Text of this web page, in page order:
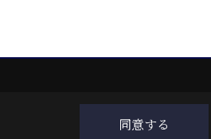
同意する